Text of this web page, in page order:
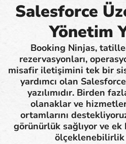
Salesforce
Yönetim
Booking Ninjas,
rezervasyonları,
misafir iletişimini tek bir
yardımcı olan
yazılımıdır. Birden
olanaklar ve
ortamlarını
görünürlük sağlıyor ve ek
ölçeklenebilirlik